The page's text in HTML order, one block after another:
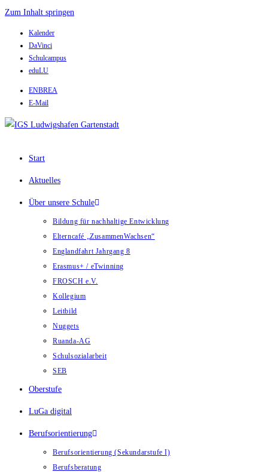
Zum Inhalt springen
Kalender
DaVinci
Schulcampus
eduLU
ENBREA
E-Mail
Start
Aktuelles
Über unsere Schule
Bildung für nachhaltige Entwicklung
Elterncafé „ZusammenWachsen“
Englandfahrt Jahrgang 8
Erasmus+ / eTwinning
FROSCH e.V.
Kollegium
Leitbild
Nuggets
Ruanda-AG
Schulsozialarbeit
SEB
Oberstufe
LuGa digital
Berufsorientierung
Berufsorientierung (Sekundarstufe I)
Berufsberatung